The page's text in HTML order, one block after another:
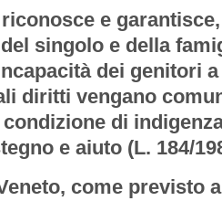
e
singolo e della
dei genitori
diritti vengano
di
e aiuto (L. 184/
come previsto